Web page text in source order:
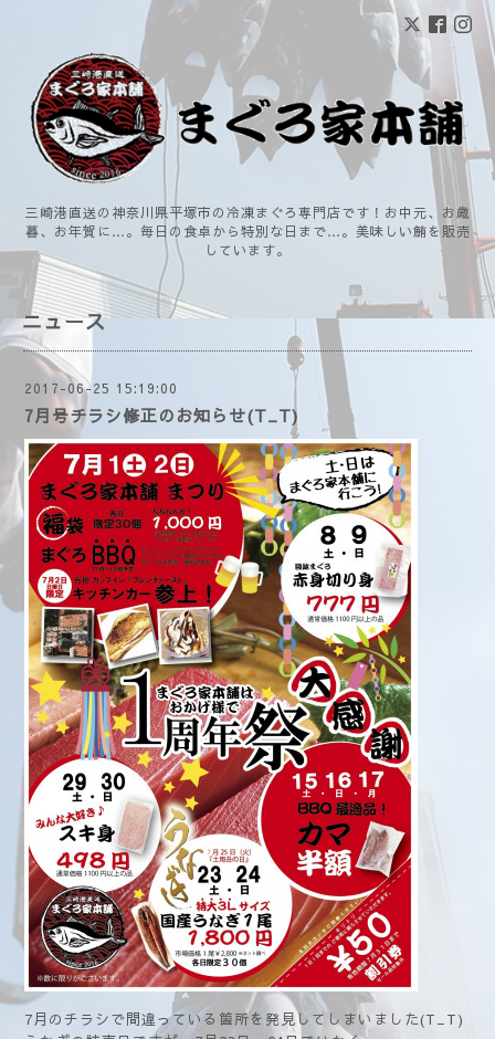
三崎港直送の神奈川県平塚市の冷凍まぐろ専門店です！お中元、お歳
暮、お年賀に…。毎日の食卓から特別な日まで…。美味しい鮪を販売
しています。
ニュース
2017-06-25 15:19:00
7月号チラシ修正のお知らせ(T_T)
7月のチラシで間違っている箇所を発見してしまいました(T_T)